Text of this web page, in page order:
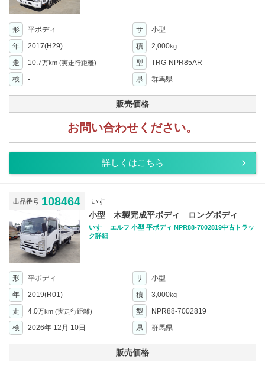
形 平ボディ サ
小型
年
2017(H29) 積 2,000kg
走 10.7万km (実走行距離) 型
TRG-NPR85AR
検
- 県 群馬県
販売価格
お問い合わせください。
詳しくはこちら
出品番号 108464 いすゞ
小型 木製完成平ボディ ロングボディ
いすゞ エルフ 小型 平ボディ NPR88-7002819中古トラッ
ク詳細
形 平ボディ サ
小型
年
2019(R01) 積 3,000kg
走 4.0万km (実走行距離) 型
NPR88-7002819
検
2026年 12月 10日 県 群馬県
販売価格